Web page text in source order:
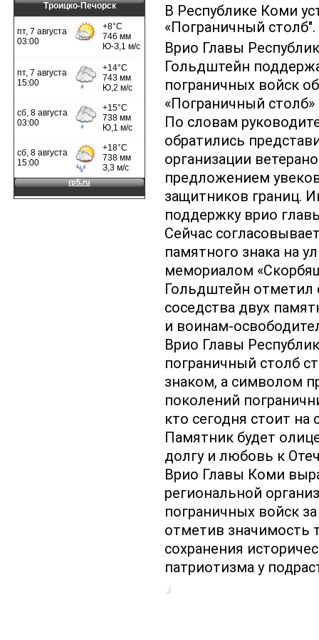
Троицко-Печорск
В Республике Коми
«Пограничный столб".
Врио Главы
Гольдштейн
пограничных войск
«Пограничный столб»
По словам
обратились
организации
предложением
защитников границ.
поддержку врио
Сейчас
памятного знака на
мемориалом
Гольдштейн отметил
соседства двух
и воинам-
Врио Главы
пограничный столб
знаком, а символом
поколений
кто сегодня стоит
Памятник будет
долгу и любовь к
Врио Главы Коми
региональной
пограничных войск
отметив значимость
сохранения
патриотизма у